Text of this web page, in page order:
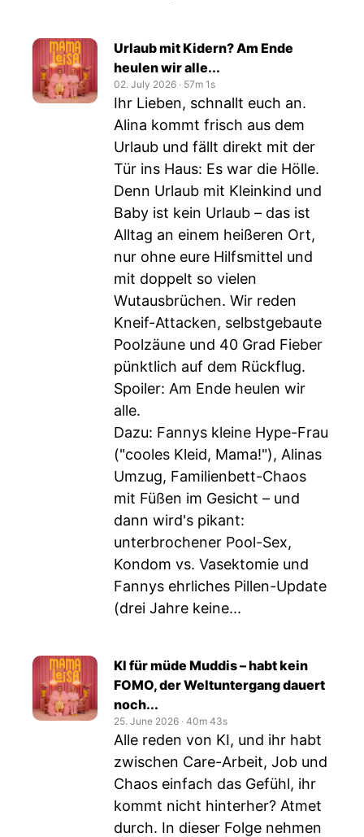
Urlaub mit Kidern? Am Ende
heulen wir alle...
02. July 2026 ‧ 57m 1s
Ihr Lieben, schnallt euch an.
Alina kommt frisch aus dem
Urlaub und fällt direkt mit der
Tür ins Haus: Es war die Hölle.
Denn Urlaub mit Kleinkind und
Baby ist kein Urlaub – das ist
Alltag an einem heißeren Ort,
nur ohne eure Hilfsmittel und
mit doppelt so vielen
Wutausbrüchen. Wir reden
Kneif-Attacken, selbstgebaute
Poolzäune und 40 Grad Fieber
pünktlich auf dem Rückflug.
Spoiler: Am Ende heulen wir
alle.
Dazu: Fannys kleine Hype-Frau
("cooles Kleid, Mama!"), Alinas
Umzug, Familienbett-Chaos
mit Füßen im Gesicht – und
dann wird's pikant:
unterbrochener Pool-Sex,
Kondom vs. Vasektomie und
Fannys ehrliches Pillen-Update
(drei Jahre keine...
KI für müde Muddis – habt kein
FOMO, der Weltuntergang dauert
noch...
25. June 2026 ‧ 40m 43s
Alle reden von KI, und ihr habt
zwischen Care-Arbeit, Job und
Chaos einfach das Gefühl, ihr
kommt nicht hinterher? Atmet
durch. In dieser Folge nehmen